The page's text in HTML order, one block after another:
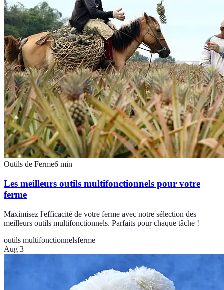
Outils de Ferme6 min
Les meilleurs outils multifonctionnels pour votre
ferme
Maximisez l'efficacité de votre ferme avec notre sélection des
meilleurs outils multifonctionnels. Parfaits pour chaque tâche !
outils multifonctionnelsferme
Aug 3